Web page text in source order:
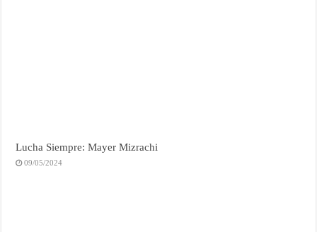
Lucha Siempre: Mayer Mizrachi
09/05/2024